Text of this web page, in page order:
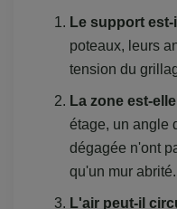
Le support
poteaux, leurs
tension du
La zone est-
étage, un angle
dégagée n'ont
qu'un mur abrité.
L'air peut-il